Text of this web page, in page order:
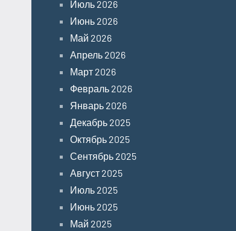
Июль 2026
Июнь 2026
Май 2026
Апрель 2026
Март 2026
Февраль 2026
Январь 2026
Декабрь 2025
Октябрь 2025
Сентябрь 2025
Август 2025
Июль 2025
Июнь 2025
Май 2025